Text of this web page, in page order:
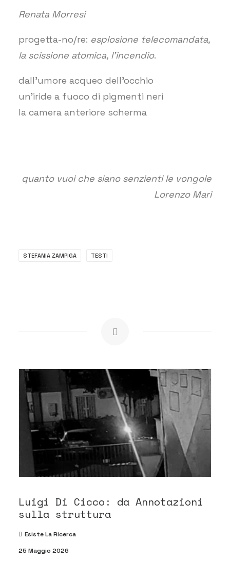
Renata Morresi
progetta-no/re: esplosione telecomandata,
la scissione atomica, l’incendio.
dall’umore acqueo dell’occhio
un’iride a fuoco di pigmenti neri
la camera anteriore scherma
quanto vuoi che siano senzienti le vongole
Lorenzo Mari
STEFANIA ZAMPIGA TESTI
Luigi Di Cicco: da Annotazioni
sulla struttura
Esiste La Ricerca
25 Maggio 2026